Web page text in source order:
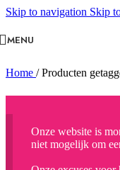
Skip to navigation Skip
MENU
Home / Producten
Onze website is
niet mogelijk om